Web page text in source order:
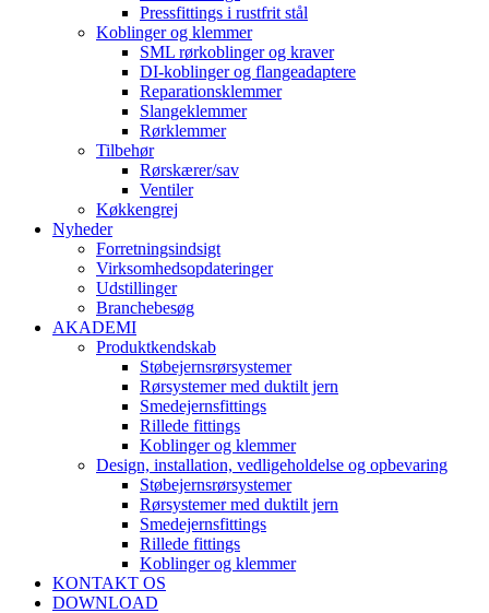
Pressfittings i rustfrit stål
Koblinger og klemmer
SML rørkoblinger og kraver
DI-koblinger og flangeadaptere
Reparationsklemmer
Slangeklemmer
Rørklemmer
Tilbehør
Rørskærer/sav
Ventiler
Køkkengrej
Nyheder
Forretningsindsigt
Virksomhedsopdateringer
Udstillinger
Branchebesøg
AKADEMI
Produktkendskab
Støbejernsrørsystemer
Rørsystemer med duktilt jern
Smedejernsfittings
Rillede fittings
Koblinger og klemmer
Design, installation, vedligeholdelse og opbevaring
Støbejernsrørsystemer
Rørsystemer med duktilt jern
Smedejernsfittings
Rillede fittings
Koblinger og klemmer
KONTAKT OS
DOWNLOAD